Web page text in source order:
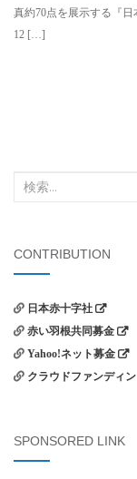
真約70点を展示する『日
12 […]
CONTRIBUTION
日本赤十字社
赤い羽根共同募金
Yahoo!ネット募金
クラウドファンディ
SPONSORED LINK